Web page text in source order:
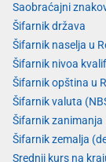
Saobraćajni
Šifarnik država
Šifarnik naselja u
Šifarnik nivoa
Šifarnik opština u
Šifarnik valuta
Šifarnik zanimanja
Šifarnik zemalja
Srednji kurs na